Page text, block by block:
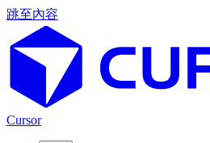
跳至內容
Cursor